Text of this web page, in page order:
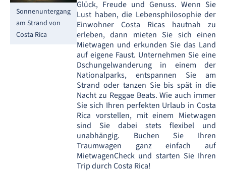
Sonnenuntergang
am Strand von
Costa Rica
Glück, Freude und Genuss. Wenn Sie
Lust haben, die Lebensphilosophie der
Einwohner Costa Ricas hautnah zu
erleben, dann mieten Sie sich einen
Mietwagen und erkunden Sie das Land
auf eigene Faust. Unternehmen Sie eine
Dschungelwanderung in einem der
Nationalparks, entspannen Sie am
Strand oder tanzen Sie bis spät in die
Nacht zu Reggae Beats. Wie auch immer
Sie sich Ihren perfekten Urlaub in Costa
Rica vorstellen, mit einem Mietwagen
sind Sie dabei stets flexibel und
unabhängig. Buchen Sie Ihren
Traumwagen ganz einfach auf
MietwagenCheck und starten Sie Ihren
Trip durch Costa Rica!